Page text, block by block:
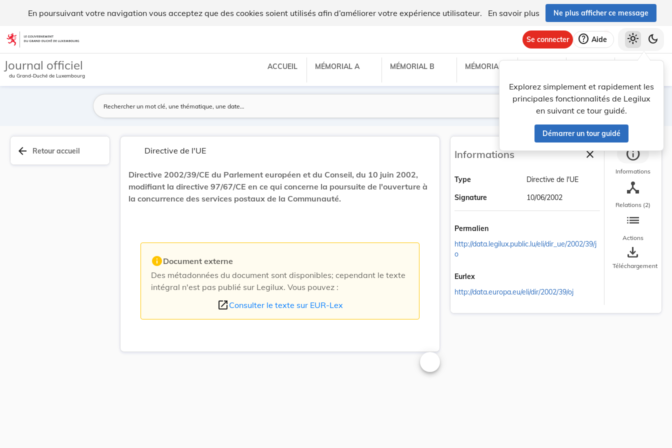
En poursuivant votre navigation vous acceptez que des cookies soient utilisés afin d’améliorer votre expérience utilisateur. En savoir plus Ne plus afficher ce message
Aller au contenu
Se connecter help Aide
Explorez simplement et rapidement les
principales fonctionnalités de Legilux
en suivant ce tour guidé.
Démarrer un tour guidé
light_mode dark_mode
Journal officiel
du Grand-Duché de Luxembourg
ACCUEIL MÉMORIAL A MÉMORIAL B MÉMORIAL C
Lancer la recherche
Filtres
arrow_back Retour accueil Directive de l'UE
Directive 2002/39/CE du Parlement européen et du Conseil, du 10 juin 2002,
modifiant la directive 97/67/CE en ce qui concerne la poursuite de l'ouverture à
la concurrence des services postaux de la Communauté.
infoDocument externe
Des métadonnées du document sont disponibles; cependant le texte
intégral n'est pas publié sur Legilux. Vous pouvez :
open_in_new Consulter le texte sur EUR-Lex
Changer la taille du texte
Informations closeFermer la barre
Type
Directive de l'UE
Signature
10/06/2002
Permalien
http://data.legilux.public.lu/eli/dir_ue/2002/39/j
o
Eurlex
http://data.europa.eu/eli/dir/2002/39/oj
info
Informations
device_hub
Relations (2)
list
Actions
save_alt
Téléchargement